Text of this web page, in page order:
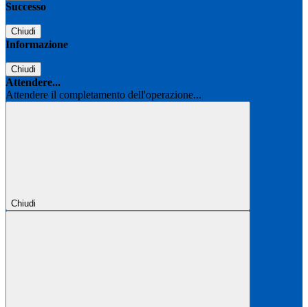
Successo
Chiudi
Informazione
Chiudi
Attendere...
Attendere il completamento dell'operazione...
Chiudi